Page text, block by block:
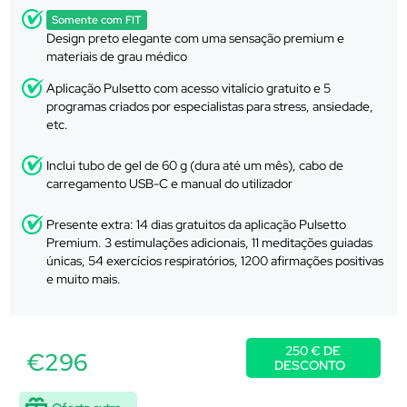
Somente com FIT
Design preto elegante com uma sensação premium e
materiais de grau médico
Aplicação Pulsetto com acesso vitalício gratuito e 5
programas criados por especialistas para stress, ansiedade,
etc.
Inclui tubo de gel de 60 g (dura até um mês), cabo de
carregamento USB-C e manual do utilizador
Presente extra: 14 dias gratuitos da aplicação Pulsetto
Premium. 3 estimulações adicionais, 11 meditações guiadas
únicas, 54 exercícios respiratórios, 1200 afirmações positivas
e muito mais.
€296
250 € DE
DESCONTO